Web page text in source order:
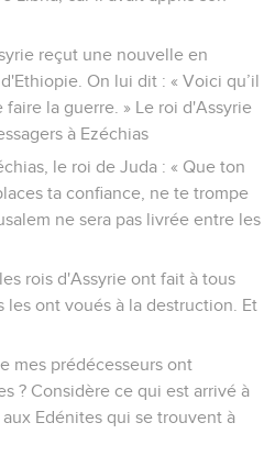
reçut une nouvelle en
On lui dit : « Voici qu’il
la guerre. » Le roi d'Assyrie
à Ezéchias
le roi de Juda : « Que ton
ta confiance, ne te trompe
ne sera pas livrée entre les
rois d'Assyrie ont fait à tous
les ont voués à la destruction. Et
mes prédécesseurs ont
? Considère ce qui est arrivé à
Edénites qui se trouvent à